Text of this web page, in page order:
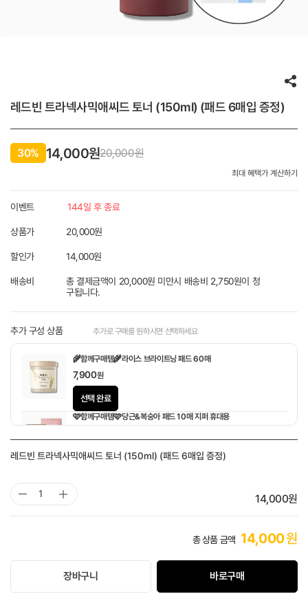
레드빈 트라넥사믹애씨드 토너 (150ml) (패드 6매입 증정)
최대 혜택가 계산하기
30% 14,000원20,000원
이벤트 144일 후 종료
상품가 20,000원
할인가 14,000원
배송비
총 결제금액이 20,000원 미만시 배송비 2,750원이 청
구됩니다.
추가 구성 상품 추가로 구매를 원하시면 선택하세요
🌾함께구매템🌾라이스 브라이트닝 패드 60매
7,900원
선택 완료
🩷함께구매템🩷당근&복숭아 패드 10매 지퍼 휴대용
레드빈 트라넥사믹애씨드 토너 (150ml) (패드 6매입 증정)
14,000원
총 상품 금액 14,000원
장바구니 바로구매